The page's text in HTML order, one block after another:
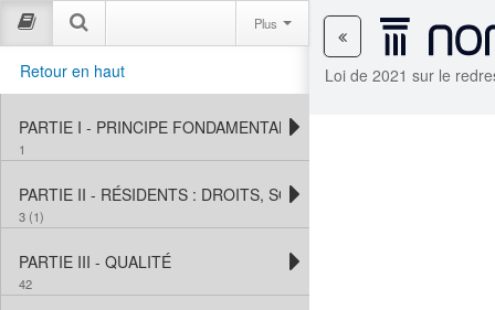
Loi de 2021 sur le
Plus
Retour en haut
PARTIE I - PRINCIPE FONDAMENTAL ET INTERPRÉTATION
1
PARTIE II - RÉSIDENTS : DROITS, SOINS ET SERVICES
3 (1)
PARTIE III - QUALITÉ
42